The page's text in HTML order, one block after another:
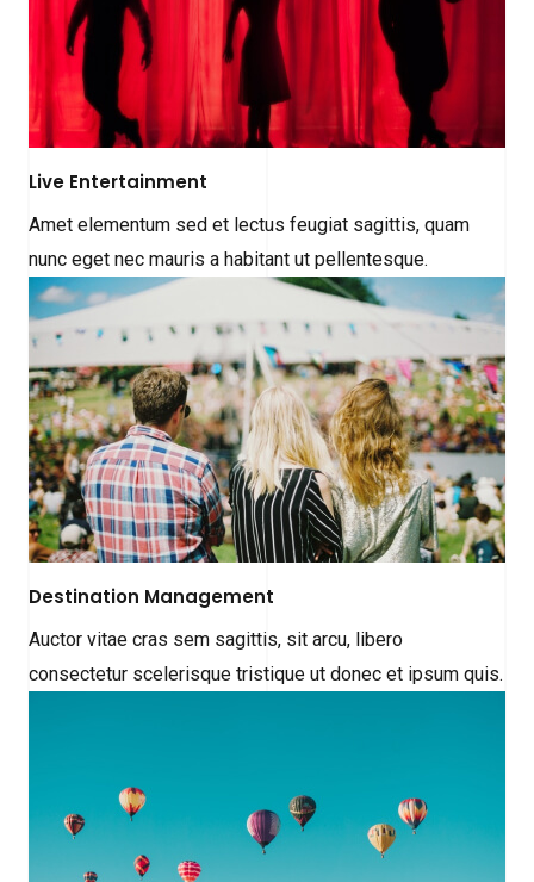
Live Entertainment
Amet elementum sed et lectus feugiat sagittis, quam
nunc eget nec mauris a habitant ut pellentesque.
Destination Management
Auctor vitae cras sem sagittis, sit arcu, libero
consectetur scelerisque tristique ut donec et ipsum quis.